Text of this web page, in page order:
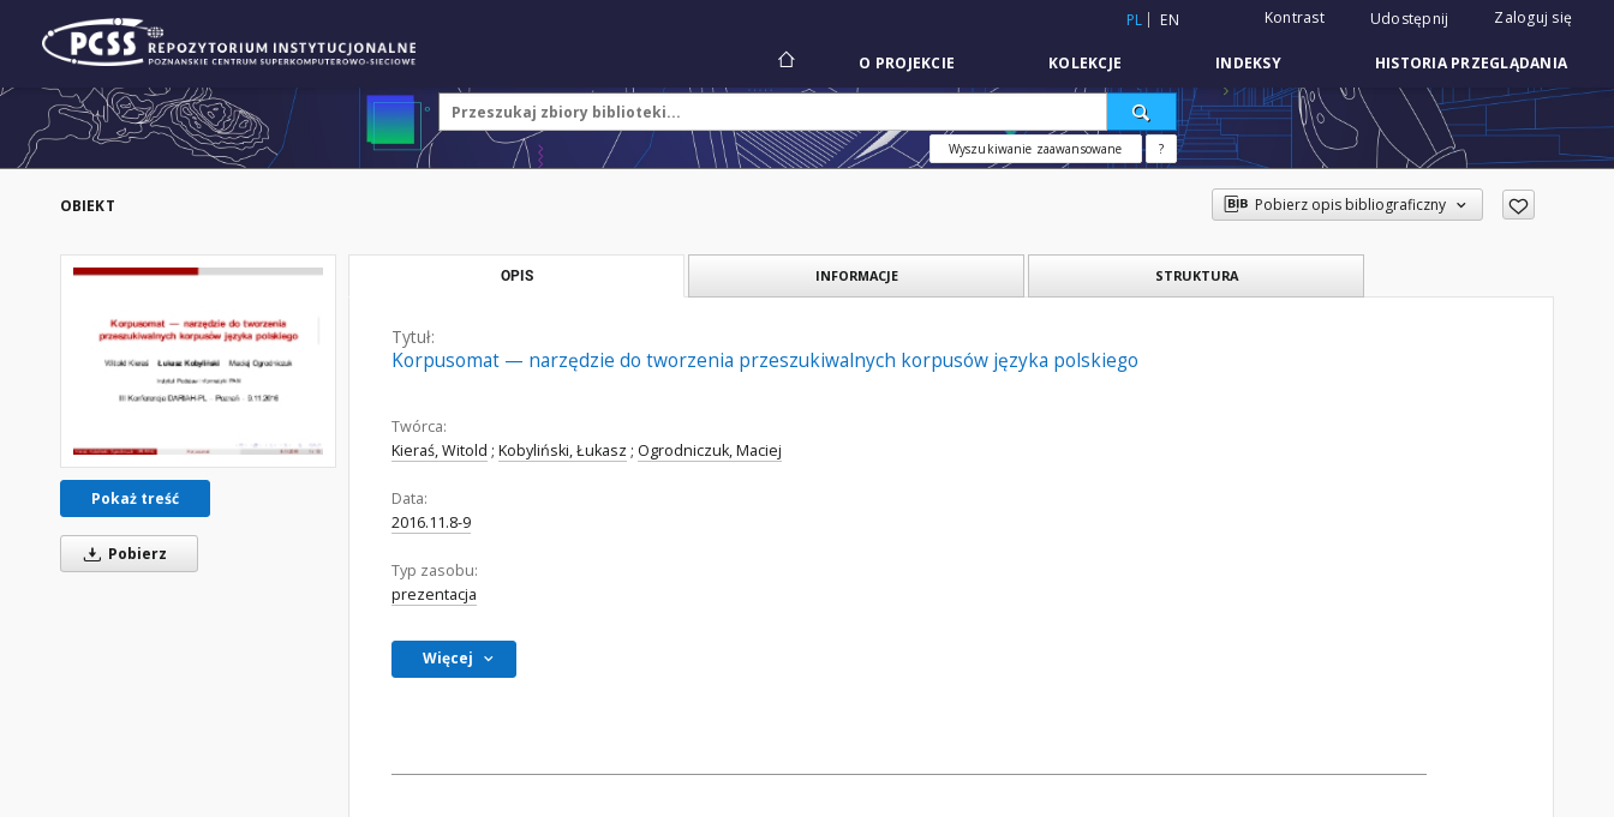
PL EN Kontrast Udostępnij Zaloguj się
O PROJEKCIE KOLEKCJE INDEKSY HISTORIA PRZEGLĄDANIA
Wyszukiwanie zaawansowane ?
OBIEKT Pobierz opis bibliograficzny
Pokaż treść
Pobierz
OPIS INFORMACJE STRUKTURA
Tytuł:
Korpusomat — narzędzie do tworzenia przeszukiwalnych korpusów języka polskiego
Twórca:
Kieraś, Witold ; Kobyliński, Łukasz ; Ogrodniczuk, Maciej
Data:
2016.11.8-9
Typ zasobu:
prezentacja
Więcej